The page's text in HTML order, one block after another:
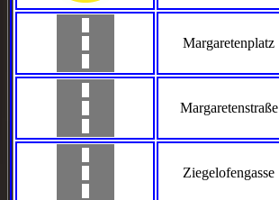
Margaretenplatz
Margaretenstraße
Ziegelofengasse